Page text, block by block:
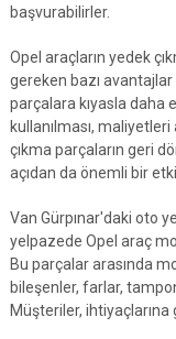
başvurabilirler.
Opel araçların yedek
gereken bazı avantajlar
parçalara kıyasla daha
kullanılması,
çıkma parçaların geri
açıdan da önemli bir
Van Gürpınar'daki oto
yelpazede Opel araç
Bu parçalar arasında
bileşenler, farlar,
Müşteriler,